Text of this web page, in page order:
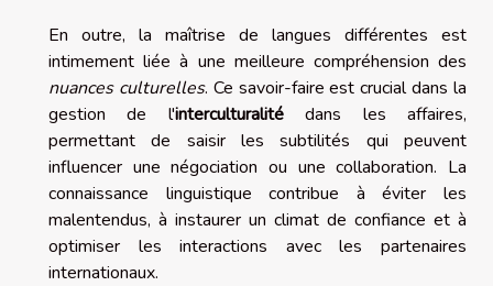
En outre, la maîtrise de langues différentes est
intimement liée à une meilleure compréhension des
nuances culturelles. Ce savoir-faire est crucial dans la
gestion de l'interculturalitédans les affaires,
permettant de saisir les subtilités qui peuvent
influencer une négociation ou une collaboration. La
connaissance linguistique contribue à éviter les
malentendus, à instaurer un climat de confiance et à
optimiser les interactions avec les partenaires
internationaux.